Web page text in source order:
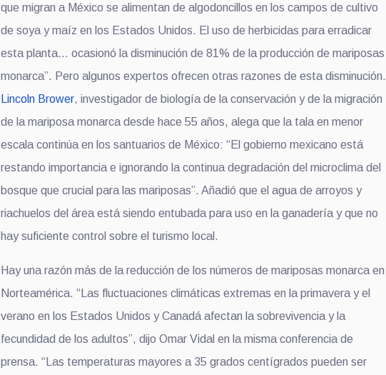
que migran a México se alimentan de algodoncillos en los campos de cultivo
de soya y maíz en los Estados Unidos. El uso de herbicidas para erradicar
esta planta… ocasionó la disminución de 81% de la producción de mariposas
monarca”. Pero algunos expertos ofrecen otras razones de esta disminución.
Lincoln Brower, investigador de biología de la conservación y de la migración
de la mariposa monarca desde hace 55 años, alega que la tala en menor
escala continúa en los santuarios de México: “El gobierno mexicano está
restando importancia e ignorando la continua degradación del microclima del
bosque que crucial para las mariposas”. Añadió que el agua de arroyos y
riachuelos del área está siendo entubada para uso en la ganadería y que no
hay suficiente control sobre el turismo local.
Hay una razón más de la reducción de los números de mariposas monarca en
Norteamérica. “Las fluctuaciones climáticas extremas en la primavera y el
verano en los Estados Unidos y Canadá afectan la sobrevivencia y la
fecundidad de los adultos”, dijo Omar Vidal en la misma conferencia de
prensa. “Las temperaturas mayores a 35 grados centígrados pueden ser